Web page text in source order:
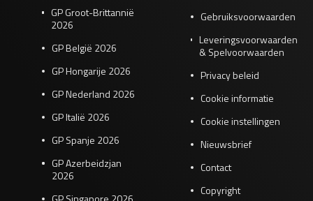
GP Groot-Brittannië
2026
GP België 2026
GP Hongarije 2026
GP Nederland 2026
GP Italië 2026
GP Spanje 2026
GP Azerbeidzjan
2026
Gebruiksvoorwaarden
Leveringsvoorwaarden
& Spelvoorwaarden
Privacy beleid
Cookie informatie
Cookie instellingen
Nieuwsbrief
Contact
Copyright